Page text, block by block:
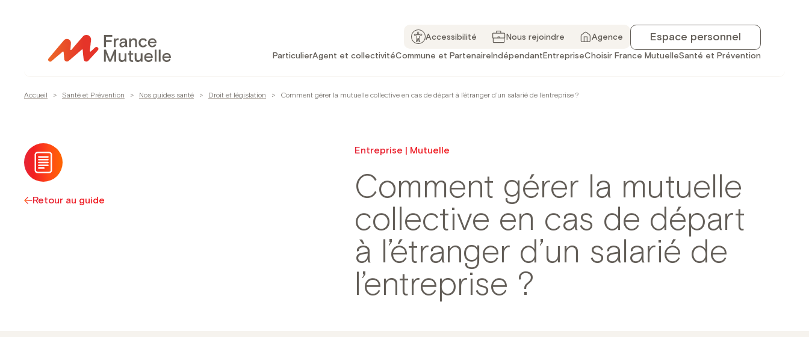
contenu
Accessibilité Nous rejoindre Agence Espace personnel
ParticulierAgent et collectivitéCommune et Partenaire Indépendant EntrepriseChoisir France MutuelleSanté et Prévention
Accueil > Santé et Prévention > Nos guides santé > Droit et législation > Comment gérer la mutuelle collective en cas de départ à l’étranger d’un salarié de l’entreprise ?
Retour au guide
Entreprise | Mutuelle
Comment gérer la mutuelle
collective en cas de départ
à l’étranger d’un salarié de
l’entreprise ?